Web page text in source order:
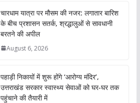
चारधाम यात्रा पर मौसम की नजर: लगातार बारिश
के बीच प्रशासन सतर्क, श्रद्धालुओं से सावधानी
बरतने की अपील
August 6, 2026
पहाड़ी निकायों में शुरू होंगे ‘आरोग्य मंदिर’,
उत्तराखंड सरकार स्वास्थ्य सेवाओं को घर-घर तक
पहुंचाने की तैयारी में